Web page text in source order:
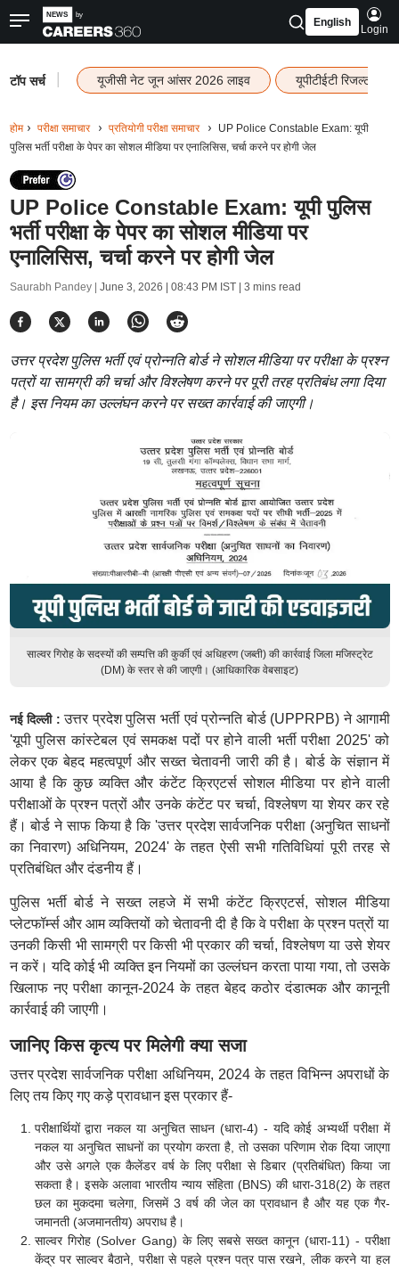
English
Login
टॉप सर्च यूजीसी नेट जून आंसर 2026 लाइव यूपीटीईटी रिजल्ट
होम परीक्षा समाचार प्रतियोगी परीक्षा समाचार
UP Police Constable Exam: यूपी
पुलिस भर्ती परीक्षा के पेपर का सोशल मीडिया पर एनालिसिस, चर्चा करने पर होगी जेल
UP Police Constable Exam: यूपी पुलिस
भर्ती परीक्षा के पेपर का सोशल मीडिया पर
एनालिसिस, चर्चा करने पर होगी जेल
Saurabh Pandey | June 3, 2026 | 08:43 PM IST| 3 mins read
उत्तर प्रदेश पुलिस भर्ती एवं प्रोन्नति बोर्ड ने सोशल मीडिया पर परीक्षा के प्रश्न
पत्रों या सामग्री की चर्चा और विश्लेषण करने पर पूरी तरह प्रतिबंध लगा दिया
है। इस नियम का उल्लंघन करने पर सख्त कार्रवाई की जाएगी।
साल्वर गिरोह के सदस्यों की सम्पत्ति की कुर्की एवं अधिहरण (जब्ती) की कार्रवाई जिला मजिस्ट्रेट
(DM) के स्तर से की जाएगी। (आधिकारिक वेबसाइट)
नई दिल्ली : उत्तर प्रदेश पुलिस भर्ती एवं प्रोन्नति बोर्ड (UPPRPB) ने आगामी
'यूपी पुलिस कांस्टेबल एवं समकक्ष पदों पर होने वाली भर्ती परीक्षा 2025' को
लेकर एक बेहद महत्वपूर्ण और सख्त चेतावनी जारी की है। बोर्ड के संज्ञान में
आया है कि कुछ व्यक्ति और कंटेंट क्रिएटर्स सोशल मीडिया पर होने वाली
परीक्षाओं के प्रश्न पत्रों और उनके कंटेंट पर चर्चा, विश्लेषण या शेयर कर रहे
हैं। बोर्ड ने साफ किया है कि 'उत्तर प्रदेश सार्वजनिक परीक्षा (अनुचित साधनों
का निवारण) अधिनियम, 2024' के तहत ऐसी सभी गतिविधियां पूरी तरह से
प्रतिबंधित और दंडनीय हैं।
पुलिस भर्ती बोर्ड ने सख्त लहजे में सभी कंटेंट क्रिएटर्स, सोशल मीडिया
प्लेटफॉर्म्स और आम व्यक्तियों को चेतावनी दी है कि वे परीक्षा के प्रश्न पत्रों या
उनकी किसी भी सामग्री पर किसी भी प्रकार की चर्चा, विश्लेषण या उसे शेयर
न करें। यदि कोई भी व्यक्ति इन नियमों का उल्लंघन करता पाया गया, तो उसके
खिलाफ नए परीक्षा कानून-2024 के तहत बेहद कठोर दंडात्मक और कानूनी
कार्रवाई की जाएगी।
जानिए किस कृत्य पर मिलेगी क्या सजा
उत्तर प्रदेश सार्वजनिक परीक्षा अधिनियम, 2024 के तहत विभिन्न अपराधों के
लिए तय किए गए कड़े प्रावधान इस प्रकार हैं-
परीक्षार्थियों द्वारा नकल या अनुचित साधन (धारा-4) - यदि कोई अभ्यर्थी परीक्षा में
नकल या अनुचित साधनों का प्रयोग करता है, तो उसका परिणाम रोक दिया जाएगा
और उसे अगले एक कैलेंडर वर्ष के लिए परीक्षा से डिबार (प्रतिबंधित) किया जा
सकता है। इसके अलावा भारतीय न्याय संहिता (BNS) की धारा-318(2) के तहत
छल का मुकदमा चलेगा, जिसमें 3 वर्ष की जेल का प्रावधान है और यह एक गैर-
जमानती (अजमानतीय) अपराध है।
साल्वर गिरोह (Solver Gang) के लिए सबसे सख्त कानून (धारा-11) - परीक्षा
केंद्र पर साल्वर बैठाने, परीक्षा से पहले प्रश्न पत्र पास रखने, लीक करने या हल